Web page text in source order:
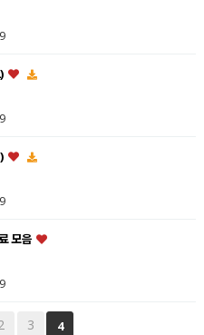
모음
3 4